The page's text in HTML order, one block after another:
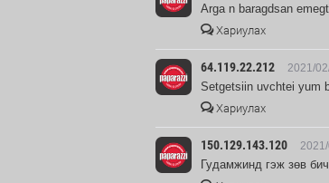
Arga n baragdsan
Хариулах
64.119.22.212 2021/
Setgetsiin uvchtei yum
Хариулах
150.129.143.120
Гудамжинд гэж зөв